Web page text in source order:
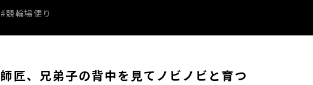
#競輪場便り
師匠、兄弟子の背中を見てノビノビと育つ